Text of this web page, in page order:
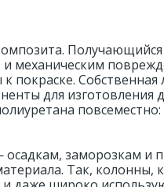
механическим
покраске.
для изготовления
заморозкам и
Так,